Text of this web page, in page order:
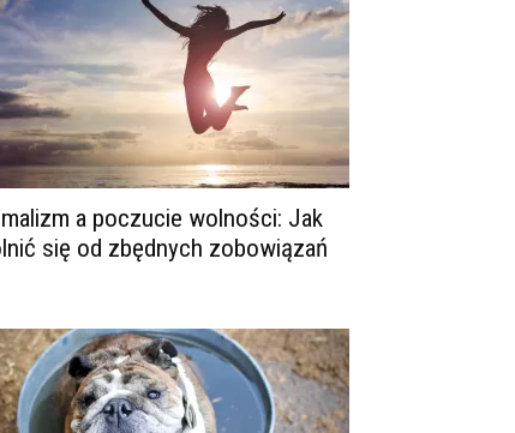
a poczucie wolności: Jak
się od zbędnych zobowiązań